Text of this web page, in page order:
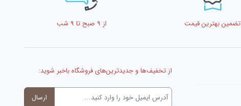
تضمین بهترین قیمت
از 9 صبح تا 9 شب
از تخفیف‌ها و جدیدترین‌های فروشگاه باخبر شوید: